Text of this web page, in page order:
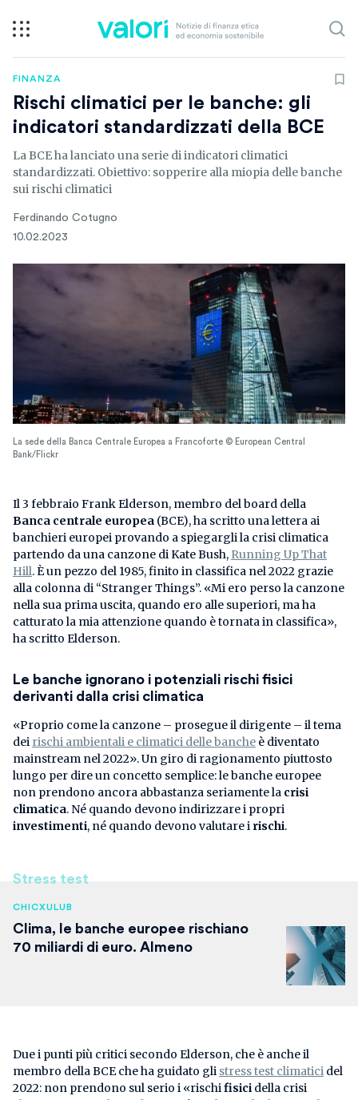
FINANZA
Rischi climatici per le banche: gli
indicatori standardizzati della BCE
La BCE ha lanciato una serie di indicatori climatici
standardizzati. Obiettivo: sopperire alla miopia delle banche
sui rischi climatici
Ferdinando Cotugno
10.02.2023
La sede della Banca Centrale Europea a Francoforte © European Central
Bank/Flickr
Il 3 febbraio Frank Elderson, membro del board della
Banca centrale europea (BCE), ha scritto una lettera ai
banchieri europei provando a spiegargli la crisi climatica
partendo da una canzone di Kate Bush, Running Up That
Hill. È un pezzo del 1985, finito in classifica nel 2022 grazie
alla colonna di “Stranger Things”. «Mi ero perso la canzone
nella sua prima uscita, quando ero alle superiori, ma ha
catturato la mia attenzione quando è tornata in classifica»,
ha scritto Elderson.
Le banche ignorano i potenziali rischi fisici
derivanti dalla crisi climatica
«Proprio come la canzone – prosegue il dirigente – il tema
dei rischi ambientali e climatici delle banche è diventato
mainstream nel 2022». Un giro di ragionamento piuttosto
lungo per dire un concetto semplice: le banche europee
non prendono ancora abbastanza seriamente la crisi
climatica. Né quando devono indirizzare i propri
investimenti, né quando devono valutare i rischi.
Stress test
CHICXULUB
Clima, le banche europee rischiano
70 miliardi di euro. Almeno
Due i punti più critici secondo Elderson, che è anche il
membro della BCE che ha guidato gli stress test climatici del
2022: non prendono sul serio i «rischifisici della crisi